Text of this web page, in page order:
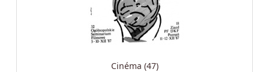
Cinéma (47)